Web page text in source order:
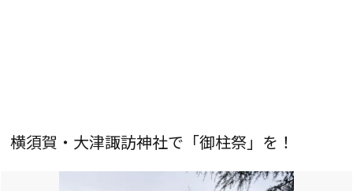
横須賀・大津諏訪神社で「御柱祭」を！